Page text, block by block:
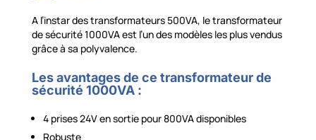
A l’instar des transformateurs 500VA, le transformateur
de sécurité 1000VA est l’un des modèles les plus vendus
grâce à sa polyvalence.
Les avantages de ce transformateur de
sécurité 1000VA :
4 prises 24V en sortie pour 800VA disponibles
Robuste